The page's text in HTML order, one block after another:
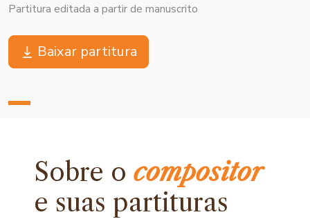
Partitura editada a partir de manuscrito
Baixar partitura
Sobre ocompositor
e suas partituras